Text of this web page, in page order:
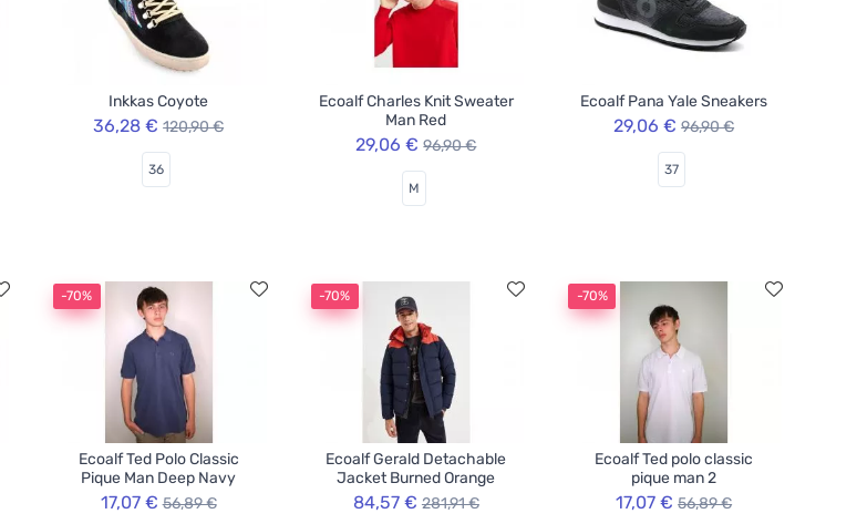
Inkkas Coyote
36,28 € 120,90 €
36
Ecoalf Charles Knit Sweater
Man Red
29,06 € 96,90 €
M
Ecoalf Pana Yale Sneakers
29,06 € 96,90 €
37
-70%
Ecoalf Ted Polo Classic
Pique Man Deep Navy
17,07 € 56,89 €
-70%
Ecoalf Gerald Detachable
Jacket Burned Orange
84,57 € 281,91 €
-70%
Ecoalf Ted polo classic
pique man 2
17,07 € 56,89 €